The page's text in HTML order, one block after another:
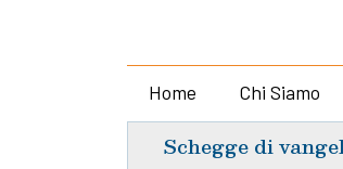
Home Chi Siamo
Schegge di